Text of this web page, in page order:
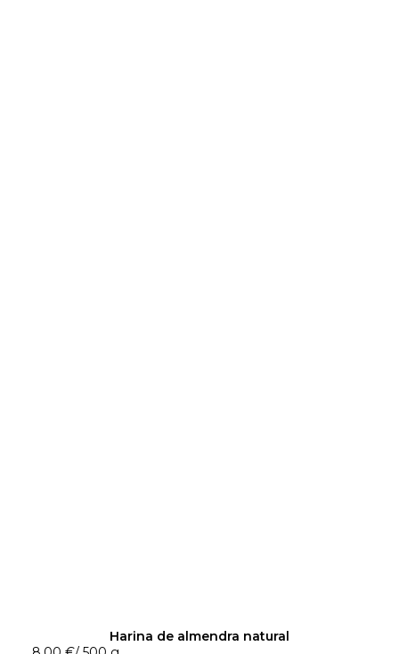
Harina de almendra natural